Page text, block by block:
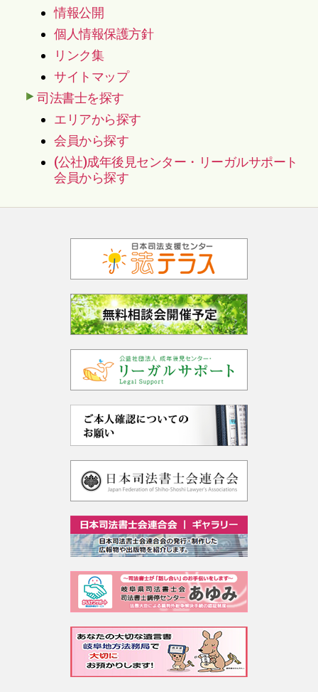
情報公開
個人情報保護方針
リンク集
サイトマップ
司法書士を探す
エリアから探す
会員から探す
(公社)成年後見センター・リーガルサポート
会員から探す